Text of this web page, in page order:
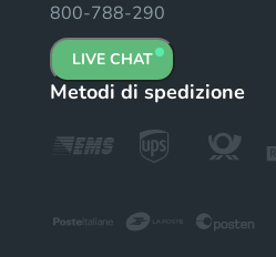
800-788-290
LIVE CHAT
Metodi di spedizione